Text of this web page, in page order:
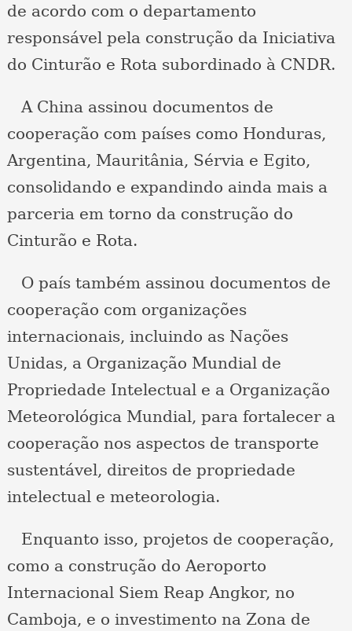
de acordo com o departamento
responsável pela construção da Iniciativa
do Cinturão e Rota subordinado à CNDR.
A China assinou documentos de
cooperação com países como Honduras,
Argentina, Mauritânia, Sérvia e Egito,
consolidando e expandindo ainda mais a
parceria em torno da construção do
Cinturão e Rota.
O país também assinou documentos de
cooperação com organizações
internacionais, incluindo as Nações
Unidas, a Organização Mundial de
Propriedade Intelectual e a Organização
Meteorológica Mundial, para fortalecer a
cooperação nos aspectos de transporte
sustentável, direitos de propriedade
intelectual e meteorologia.
Enquanto isso, projetos de cooperação,
como a construção do Aeroporto
Internacional Siem Reap Angkor, no
Camboja, e o investimento na Zona de